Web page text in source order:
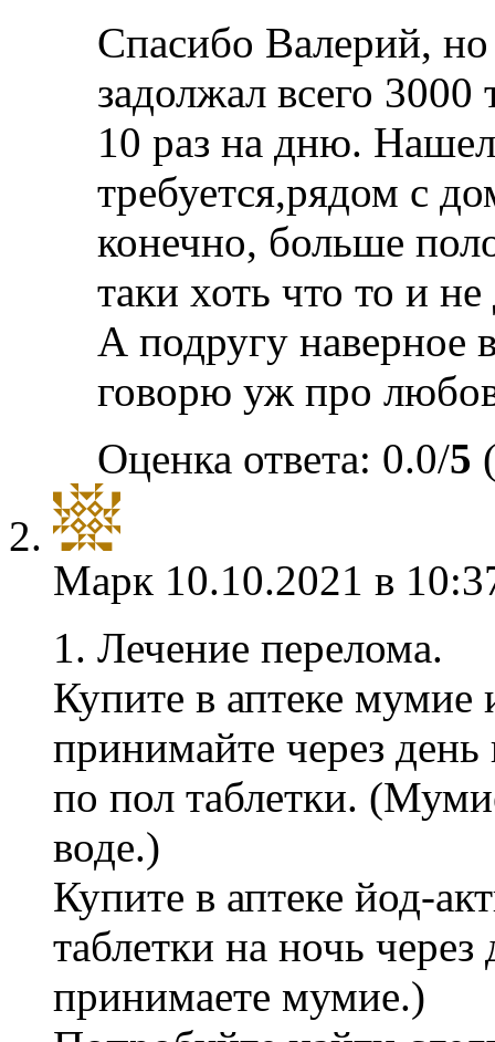
Спасибо Валерий, но
задолжал всего 3000
10 раз на дню.
требуется,рядом с
конечно, больше
таки хоть что то и
А подругу наверное
говорю уж про
Оценка ответа: 0.0/5
Марк 10.10.2021 в
1. Лечение перелома.
Купите в аптеке мумие
принимайте через
по пол таблетки.
воде.)
Купите в аптеке йод-
таблетки на ночь
принимаете мумие.)